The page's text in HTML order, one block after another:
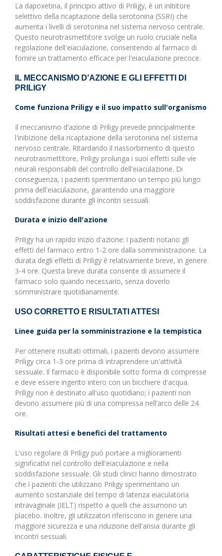
La dapoxetina, il principio attivo di Priligy, è un inibitore
selettivo della ricaptazione della serotonina (SSRI) che
aumenta i livelli di serotonina nel sistema nervoso centrale.
Questo neurotrasmettitore svolge un ruolo cruciale nella
regolazione dell'eiaculazione, consentendo al farmaco di
fornire un trattamento efficace per l'eiaculazione precoce.
IL MECCANISMO D'AZIONE E GLI EFFETTI DI
PRILIGY
Come funziona Priligy e il suo impatto sull'organismo
Il meccanismo d'azione di Priligy prevede principalmente
l'inibizione della ricaptazione della serotonina nel sistema
nervoso centrale. Ritardando il riassorbimento di questo
neurotrasmettitore, Priligy prolunga i suoi effetti sulle vie
neurali responsabili del controllo dell'eiaculazione. Di
conseguenza, i pazienti sperimentano un tempo più lungo
prima dell'eiaculazione, garantendo una maggiore
soddisfazione durante gli incontri sessuali.
Durata e inizio dell'azione
Priligy ha un rapido inizio d'azione: i pazienti notano gli
effetti del farmaco entro 1-2 ore dalla somministrazione. La
durata degli effetti di Priligy è relativamente breve, in genere
3-4 ore. Questa breve durata consente di assumere il
farmaco solo quando necessario, senza doverlo
somministrare quotidianamente.
USO CORRETTO E RISULTATI ATTESI
Linee guida per la somministrazione e la tempistica
Per ottenere risultati ottimali, i pazienti devono assumere
Priligy circa 1-3 ore prima di intraprendere un'attività
sessuale. Il farmaco è disponibile sotto forma di compresse
e deve essere ingerito intero con un bicchiere d'acqua.
Priligy non è destinato all'uso quotidiano; i pazienti non
devono assumere più di una compressa nell'arco delle 24
ore.
Risultati attesi e benefici del trattamento
L'uso regolare di Priligy può portare a miglioramenti
significativi nel controllo dell'eiaculazione e nella
soddisfazione sessuale. Gli studi clinici hanno dimostrato
che i pazienti che utilizzano Priligy sperimentano un
aumento sostanziale del tempo di latenza eiaculatoria
intravaginale (IELT) rispetto a quelli che assumono un
placebo. Inoltre, gli utilizzatori riferiscono in genere una
maggiore sicurezza e una riduzione dell'ansia durante gli
incontri sessuali.